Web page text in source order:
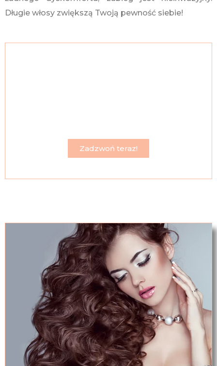
Długie włosy zwiększą Twoją pewność siebie!
Zadzwoń teraz!